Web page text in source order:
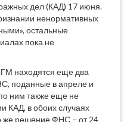
дел (КАД) 17 июня.
ненормативных
остальные
пока не
находятся еще два
поданные в апреле и
ним также еще не
КАД, в обоих случаях
же решение ФНС – от 24